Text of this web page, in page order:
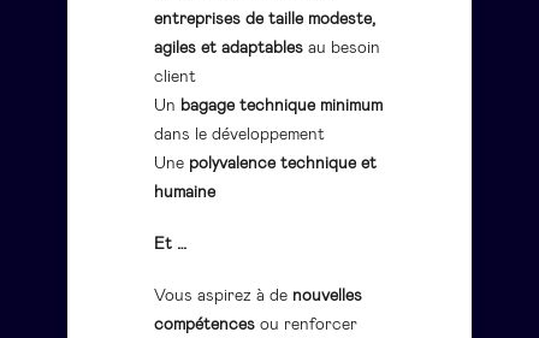
entreprises de taille modeste,
agiles et adaptables au besoin
client
Un bagage technique minimum
dans le développement
Une polyvalence technique et
humaine
Et …
Vous aspirez à de nouvelles
compétences ou renforcer